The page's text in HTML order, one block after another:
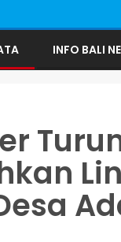
INFO BALI